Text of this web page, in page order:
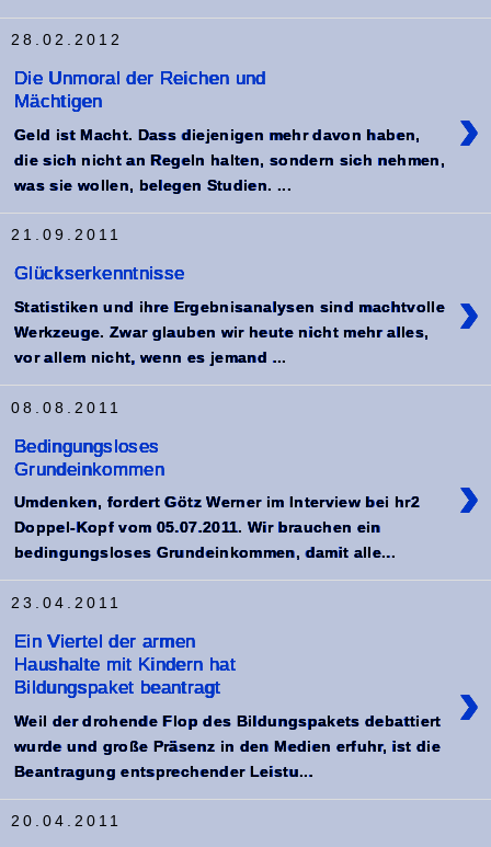
28.02.2012
Die Unmoral der Reichen und
Mächtigen
›
Geld ist Macht. Dass diejenigen mehr davon haben,
die sich nicht an Regeln halten, sondern sich nehmen,
was sie wollen, belegen Studien. ...
21.09.2011
Glückserkenntnisse
›
Statistiken und ihre Ergebnisanalysen sind machtvolle
Werkzeuge. Zwar glauben wir heute nicht mehr alles,
vor allem nicht, wenn es jemand ...
08.08.2011
Bedingungsloses
Grundeinkommen
›
Umdenken, fordert Götz Werner im Interview bei hr2
Doppel-Kopf vom 05.07.2011. Wir brauchen ein
bedingungsloses Grundeinkommen, damit alle...
23.04.2011
Ein Viertel der armen
Haushalte mit Kindern hat
Bildungspaket beantragt
›
Weil der drohende Flop des Bildungspakets debattiert
wurde und große Präsenz in den Medien erfuhr, ist die
Beantragung entsprechender Leistu...
20.04.2011